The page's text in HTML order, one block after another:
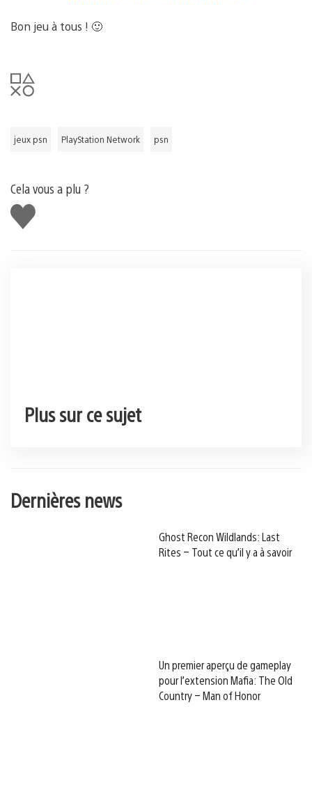
Bon jeu à tous ! 🙂
jeux psn PlayStation Network psn
Cela vous a plu ?
J'aime
Plus sur ce sujet
Dernières news
Ghost Recon Wildlands: Last
Rites – Tout ce qu’il y a à savoir
Un premier aperçu de gameplay
pour l’extension Mafia: The Old
Country – Man of Honor